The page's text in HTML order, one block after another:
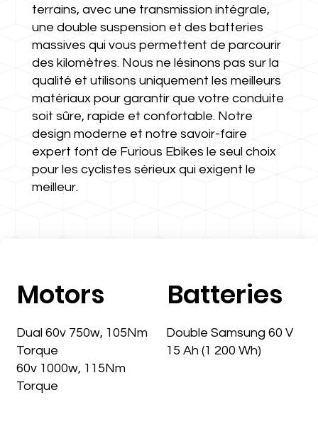
terrains, avec une transmission intégrale,
une double suspension et des batteries
massives qui vous permettent de parcourir
des kilomètres. Nous ne lésinons pas sur la
qualité et utilisons uniquement les meilleurs
matériaux pour garantir que votre conduite
soit sûre, rapide et confortable. Notre
design moderne et notre savoir-faire
expert font de Furious Ebikes le seul choix
pour les cyclistes sérieux qui exigent le
meilleur.
Motors
Dual 60v 750w, 105Nm
Torque
60v 1000w, 115Nm
Torque
Batteries
Double Samsung 60 V
15 Ah (1 200 Wh)